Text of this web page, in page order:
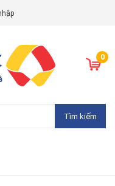
0
Tìm kiếm